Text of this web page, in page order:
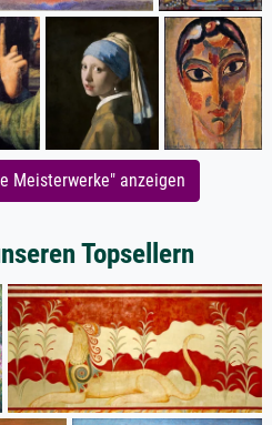
Meisterwerke" anzeigen
Topsellern